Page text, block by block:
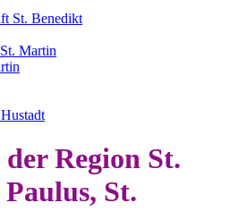
St. Benedikt
Martin
Region St.
St.